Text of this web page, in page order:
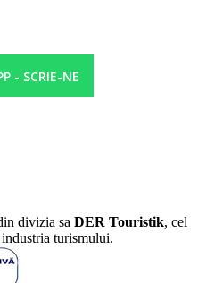
- SCRIE-NE
divizia sa DER Touristik, cel
turismului.